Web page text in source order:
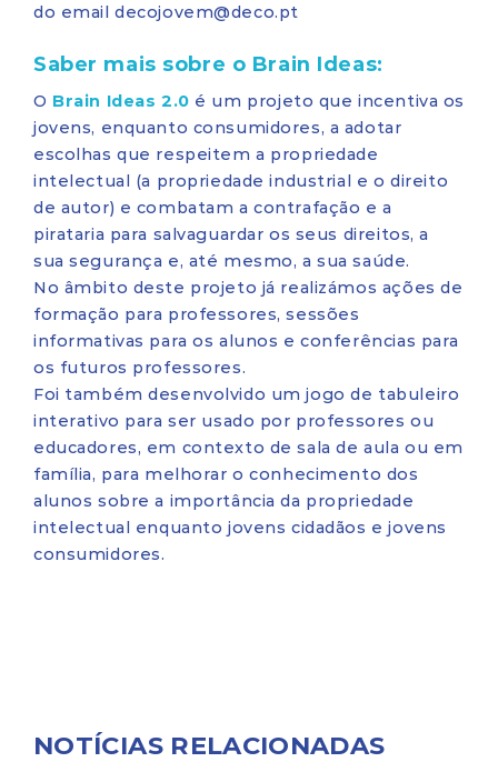
do email decojovem@deco.pt
Saber mais sobre o Brain Ideas:
O Brain Ideas 2.0 é um projeto que incentiva os
jovens, enquanto consumidores, a adotar
escolhas que respeitem a propriedade
intelectual (a propriedade industrial e o direito
de autor) e combatam a contrafação e a
pirataria para salvaguardar os seus direitos, a
sua segurança e, até mesmo, a sua saúde.
No âmbito deste projeto já realizámos ações de
formação para professores, sessões
informativas para os alunos e conferências para
os futuros professores.
Foi também desenvolvido um jogo de tabuleiro
interativo para ser usado por professores ou
educadores, em contexto de sala de aula ou em
família, para melhorar o conhecimento dos
alunos sobre a importância da propriedade
intelectual enquanto jovens cidadãos e jovens
consumidores.
NOTÍCIAS RELACIONADAS